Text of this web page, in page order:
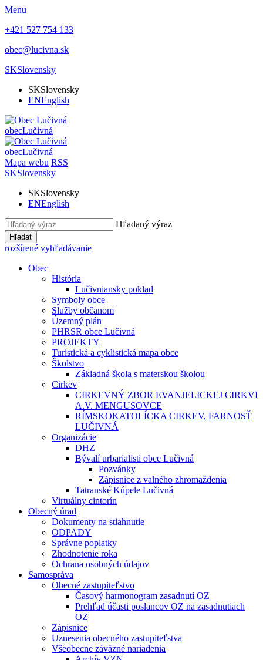
Menu
+421 527 754 133
obec@lucivna.sk
SKSlovensky
SKSlovensky
ENEnglish
obecLučivná
obecLučivná
Mapa webu RSS
SKSlovensky
SKSlovensky
ENEnglish
Hľadaný výraz
Hľadať
rozšírené vyhľadávanie
Obec
História
Lučivniansky poklad
Symboly obce
Služby občanom
Územný plán
PHRSR obce Lučivná
PROJEKTY
Turistická a cyklistická mapa obce
Školstvo
Základná škola s materskou školou
Cirkev
CIRKEVNÝ ZBOR EVANJELICKEJ CIRKVI
A.V. MENGUSOVCE
RÍMSKOKATOLÍCKA CIRKEV, FARNOSŤ
LUČIVNÁ
Organizácie
DHZ
Bývalí urbarialisti obce Lučivná
Pozvánky
Zápisnice z valného zhromaždenia
Tatranské Kúpele Lučivná
Virtuálny cintorín
Obecný úrad
Dokumenty na stiahnutie
ODPADY
Správne poplatky
Zhodnotenie roka
Ochrana osobných údajov
Samospráva
Obecné zastupiteľstvo
Časový harmonogram zasadnutí OZ
Prehľad účasti poslancov OZ na zasadnutiach
OZ
Zápisnice
Uznesenia obecného zastupiteľstva
Všeobecne záväzné nariadenia